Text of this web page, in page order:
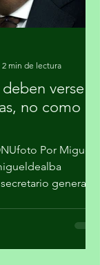
verse
no como
Por Miguel
general
de las Naciones
2 min de lectura